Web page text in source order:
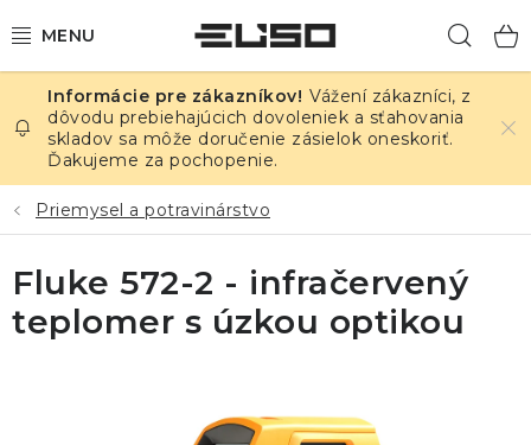
na
ELEKTRINA
TEPLOTA A VLHKOSŤ
TLAK A ÚNIKY
ZÁZNAMNÍKY
Vážení zákazníci, z
dôvodu prebiehajúcich dovoleniek a sťahovania
skladov sa môže doručenie zásielok oneskoriť.
Ďakujeme za pochopenie.
Priemysel a potravinárstvo
Fluke 572-2 - infračervený
teplomer s úzkou optikou